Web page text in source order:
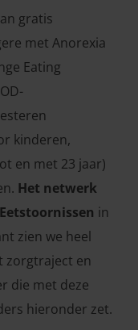
gratis
met Anorexia
Eating
kinderen,
en met 23 jaar)
Het netwerk
in
zien we heel
zorgtraject en
die met deze
hieronder zet.